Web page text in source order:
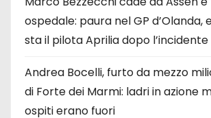
ospedale: paura nel GP d’Olanda,
sta il pilota Aprilia dopo l’incidente
Andrea Bocelli, furto da mezzo
di Forte dei Marmi: ladri in azione
ospiti erano fuori